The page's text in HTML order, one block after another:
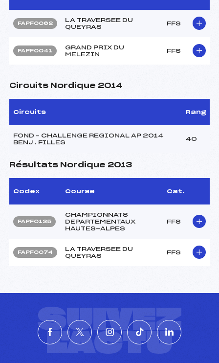
FAPF0062
LA TRAVERSEE DU
QUEYRAS
FFS
FAPF0041
GRAND PRIX DU
MELEZIN
FFS
Circuits Nordique 2014
Circuits Rang
FOND – CHALLENGE REGIONAL AP 2014
BENJ . FILLES
40
Résultats Nordique 2013
Codex Course Cat.
FAPF0135
CHAMPIONNATS
DEPARTEMENTAUX
HAUTES-ALPES
FFS
FAPF0074
LA TRAVERSEE DU
QUEYRAS
FFS
SUIVEZ
L'ACTU